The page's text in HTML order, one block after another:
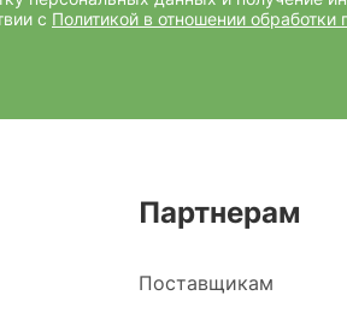
с Политикой в отношении обработки
Партнерам
Поставщикам